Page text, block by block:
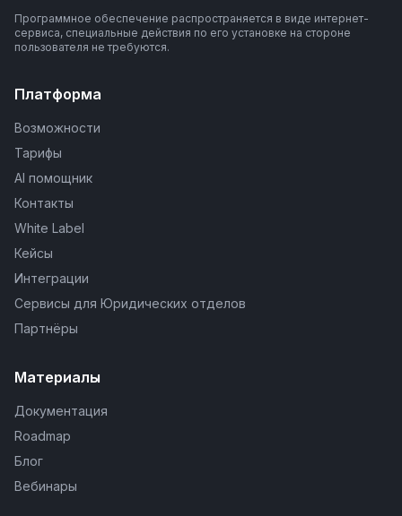
Программное обеспечение распространяется в виде интернет-
сервиса, специальные действия по его установке на стороне
пользователя не требуются.
Платформа
Возможности
Тарифы
AI помощник
Контакты
White Label
Кейсы
Интеграции
Сервисы для Юридических отделов
Партнёры
Материалы
Документация
Roadmap
Блог
Вебинары